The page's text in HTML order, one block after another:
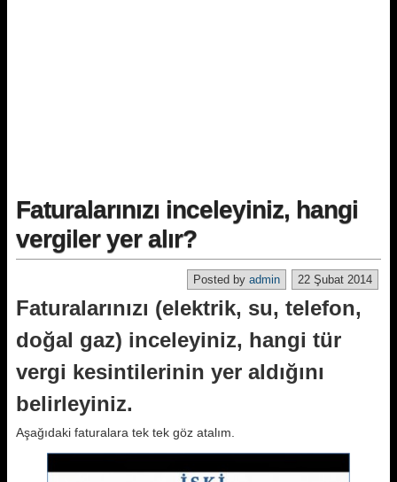
Faturalarınızı inceleyiniz, hangi
vergiler yer alır?
22 Şubat 2014
Posted by admin
Faturalarınızı (elektrik, su, telefon,
doğal gaz) inceleyiniz, hangi tür
vergi kesintilerinin yer aldığını
belirleyiniz.
Aşağıdaki faturalara tek tek göz atalım.